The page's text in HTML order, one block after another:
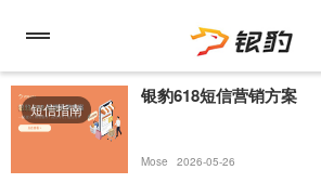
短信指南
银豹618短信营销方案
Mose 2026-05-26